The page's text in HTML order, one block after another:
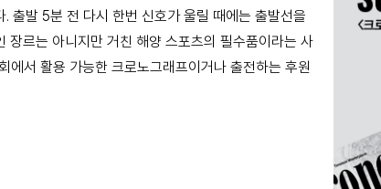
출발 5분 전 다시 한번 신호가 울릴 때에는 출발선을
장르는 아니지만 거친 해양 스포츠의 필수품이라는 사
서 활용 가능한 크로노그래프이거나 출전하는 후원